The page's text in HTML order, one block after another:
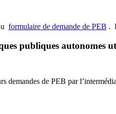
formulaire de demande de PEB .
publiques autonomes
demandes de PEB par